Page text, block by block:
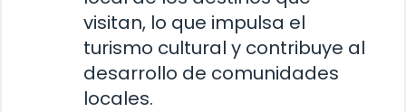
visitan, lo que impulsa el
turismo cultural y contribuye al
desarrollo de comunidades
locales.